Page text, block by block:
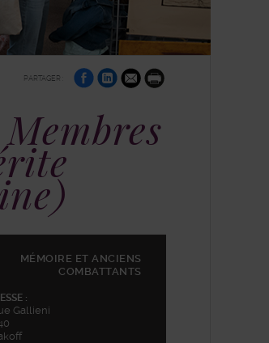
PARTAGER :
sur
Facebook
sur
Linkedin
par
e-
mail
Imprimer
MÉMOIRE ET ANCIENS
COMBATTANTS
:
Gallieni